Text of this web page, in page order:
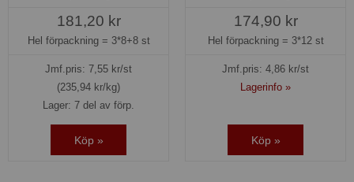
181,20 kr
Hel förpackning = 3*8+8 st
Jmf.pris: 7,55 kr/st
(235,94 kr/kg)
Lager: 7 del av förp.
Köp »
174,90 kr
Hel förpackning = 3*12 st
Jmf.pris: 4,86 kr/st
Lagerinfo »
Köp »